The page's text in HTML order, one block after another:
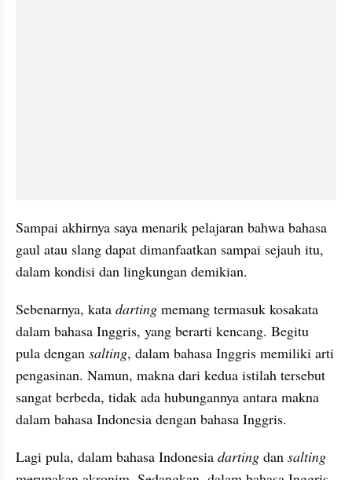
Sampai akhirnya saya menarik pelajaran bahwa bahasa
gaul atau slang dapat dimanfaatkan sampai sejauh itu,
dalam kondisi dan lingkungan demikian.
Sebenarnya, kata darting memang termasuk kosakata
dalam bahasa Inggris, yang berarti kencang. Begitu
pula dengan salting, dalam bahasa Inggris memiliki arti
pengasinan. Namun, makna dari kedua istilah tersebut
sangat berbeda, tidak ada hubungannya antara makna
dalam bahasa Indonesia dengan bahasa Inggris.
Lagi pula, dalam bahasa Indonesia darting dan salting